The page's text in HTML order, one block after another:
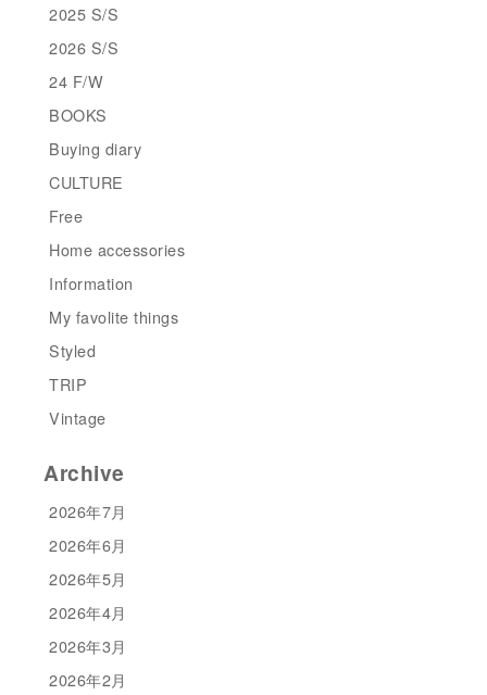
2025 S/S
2026 S/S
24 F/W
BOOKS
Buying diary
CULTURE
Free
Home accessories
Information
My favolite things
Styled
TRIP
Vintage
Archive
2026年7月
2026年6月
2026年5月
2026年4月
2026年3月
2026年2月